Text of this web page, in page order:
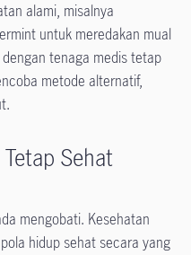
alami, misalnya
untuk meredakan mual
tenaga medis tetap
metode alternatif,
Sehat
mengobati. Kesehatan
hidup sehat secara yang